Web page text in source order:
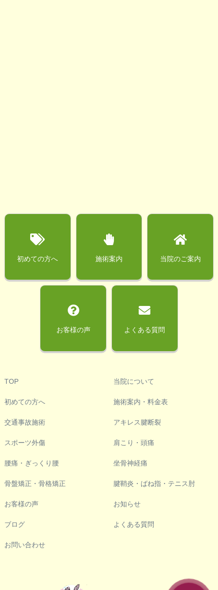
初めての方へ 施術案内 当院のご案内
お客様の声 よくある質問
TOP 当院について
初めての方へ 施術案内・料金表
交通事故施術 アキレス腱断裂
スポーツ外傷 肩こり・頭痛
腰痛・ぎっくり腰 坐骨神経痛
骨盤矯正・骨格矯正 腱鞘炎・ばね指・テニス肘
お客様の声 お知らせ
ブログ よくある質問
お問い合わせ